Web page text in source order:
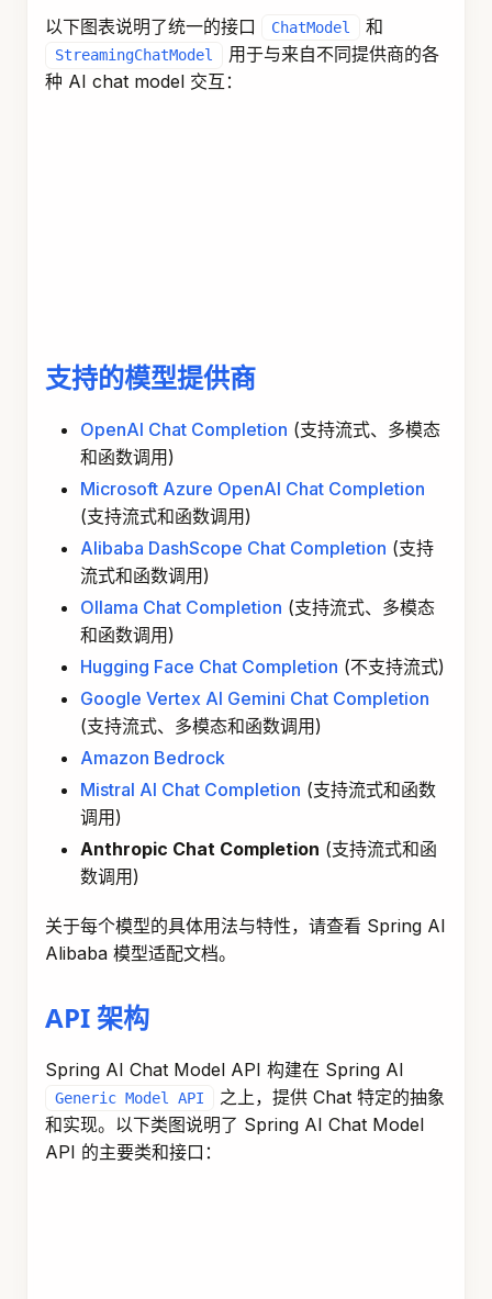
以下图表说明了统一的接口 ChatModel 和
StreamingChatModel
用于与来自不同提供商的各
种 AI chat model 交互：
支持的模型提供商
OpenAI Chat Completion (支持流式、多模态
和函数调用)
Microsoft Azure OpenAI Chat Completion
(支持流式和函数调用)
Alibaba DashScope Chat Completion (支持
流式和函数调用)
Ollama Chat Completion (支持流式、多模态
和函数调用)
Hugging Face Chat Completion (不支持流式)
Google Vertex AI Gemini Chat Completion
(支持流式、多模态和函数调用)
Amazon Bedrock
Mistral AI Chat Completion (支持流式和函数
调用)
Anthropic Chat Completion (支持流式和函
数调用)
关于每个模型的具体用法与特性，请查看 Spring AI
Alibaba 模型适配文档。
API 架构
Spring AI Chat Model API 构建在 Spring AI
Generic Model API
之上，提供 Chat 特定的抽象
和实现。以下类图说明了 Spring AI Chat Model
API 的主要类和接口：